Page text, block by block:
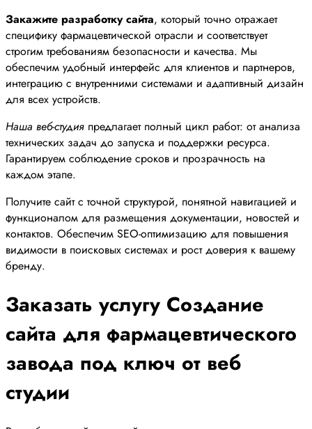
Закажите разработку сайта, который точно отражает
специфику фармацевтической отрасли и соответствует
строгим требованиям безопасности и качества. Мы
обеспечим удобный интерфейс для клиентов и партнеров,
интеграцию с внутренними системами и адаптивный дизайн
для всех устройств.
Наша веб-студия предлагает полный цикл работ: от анализа
технических задач до запуска и поддержки ресурса.
Гарантируем соблюдение сроков и прозрачность на
каждом этапе.
Получите сайт с точной структурой, понятной навигацией и
функционалом для размещения документации, новостей и
контактов. Обеспечим SEO-оптимизацию для повышения
видимости в поисковых системах и рост доверия к вашему
бренду.
Заказать услугу Создание
сайта для фармацевтического
завода под ключ от веб
студии